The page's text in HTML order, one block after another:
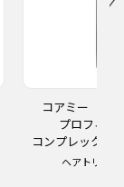
コアミー サ
プロフィ
コンプレックス
ヘアトリー